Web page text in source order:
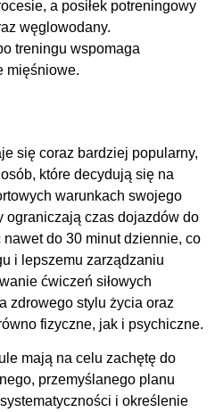
a posiłek potreningowy
węglowodany.
treningu wspomaga
mięśniowe.
się coraz bardziej popularny,
które decydują się na
warunkach swojego
ograniczają czas dojazdów do
do 30 minut dziennie, co
i lepszemu zarządzaniu
ćwiczeń siłowych
zdrowego stylu życia oraz
fizyczne, jak i psychiczne.
mają na celu zachętę do
przemyślanego planu
i określenie